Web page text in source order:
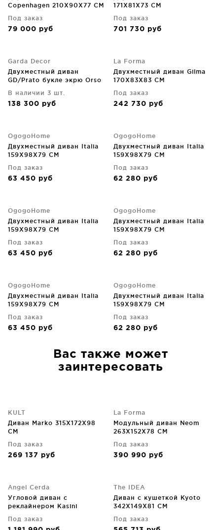
Copenhagen 210X90X77 CM
Под заказ
79 000 руб
171X81X73 CM
Под заказ
701 730 руб
Garda Decor
Двухместный диван
GD/Prato букле экрю Orso
В наличии 3 шт.
138 300 руб
La Forma
Двухместный диван Gilma
170X83X83 CM
Под заказ
242 730 руб
OgogoHome
Двухместный диван Italia
159X98X79 CM
Под заказ
63 450 руб
OgogoHome
Двухместный диван Italia
159X98X79 CM
Под заказ
62 280 руб
OgogoHome
Двухместный диван Italia
159X98X79 CM
Под заказ
63 450 руб
OgogoHome
Двухместный диван Italia
159X98X79 CM
Под заказ
62 280 руб
OgogoHome
Двухместный диван Italia
159X98X79 CM
Под заказ
63 450 руб
OgogoHome
Двухместный диван Italia
159X98X79 CM
Под заказ
62 280 руб
Вас также может
заинтересовать
KULT
Диван Marko 315X172X98
CM
Под заказ
269 137 руб
La Forma
Модульный диван Neom
263X152X78 CM
Под заказ
390 990 руб
Angel Cerda
Угловой диван с
реклайнером Kasini
Под заказ
The IDEA
Диван с кушеткой Kyoto
342X149X81 CM
Под заказ